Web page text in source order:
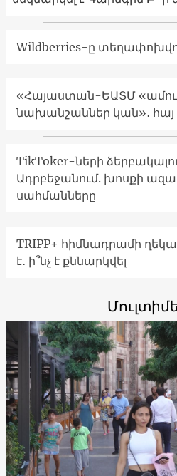
Wildberries-ը
«Հայաստան-ԵԱՏՄ
նախանշաններ կան»․
TikToker-ների
Ադրբեջանում. խոսքի
սահմանները
TRIPP+ հիմնադրամի
է․ ի՞նչ է քննարկվել